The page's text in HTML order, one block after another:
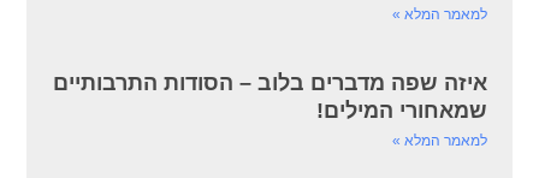
למאמר המלא »
איזה שפה מדברים בלוב – הסודות התרבותיים
שמאחורי המילים!
למאמר המלא »